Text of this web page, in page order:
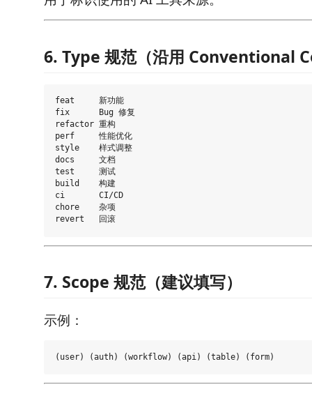
6. Type 规范（沿用 Conventional
feat     新功能
fix      Bug 修复
refactor 重构
perf     性能优化
style    样式调整
docs     文档
test     测试
build    构建
ci       CI/CD
chore    杂项
7. Scope 规范（建议填写）
示例：